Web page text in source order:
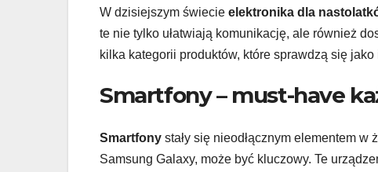
W dzisiejszym świecie elektronika dla
te nie tylko ułatwiają komunikację, ale również
kilka kategorii produktów, które sprawdzą się jako
Smartfony – must-have
Smartfony stały się nieodłącznym elementem
Samsung Galaxy, może być kluczowy. Te